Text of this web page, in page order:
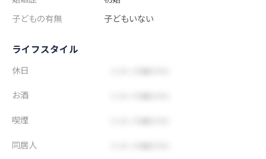
子どもの有無
子どもいない
ライフスタイル
休日
お酒
喫煙
同居人